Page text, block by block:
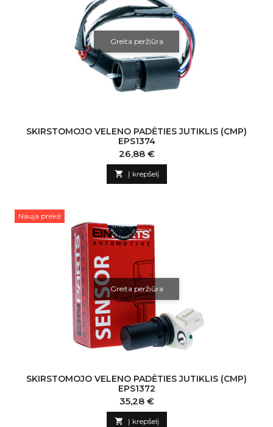
Greita peržiūra
SKIRSTOMOJO VELENO PADĖTIES JUTIKLIS (CMP)
EPS1374
Kaina
26,88 €
 Į krepšelį
Nauja prekė
Greita peržiūra
SKIRSTOMOJO VELENO PADĖTIES JUTIKLIS (CMP)
EPS1372
Kaina
35,28 €
 Į krepšelį